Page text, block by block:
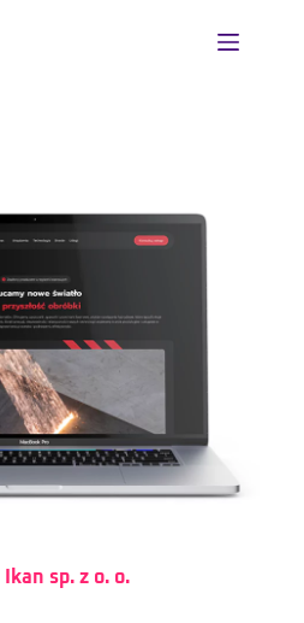
Ikan sp. z o. o.